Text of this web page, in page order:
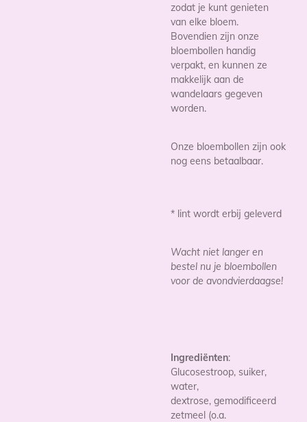
zodat je kunt genieten
van elke bloem.
Bovendien zijn onze
bloembollen handig
verpakt, en kunnen ze
makkelijk aan de
wandelaars gegeven
worden.
Onze bloembollen zijn ook
nog eens betaalbaar.
* lint wordt erbij geleverd
Wacht niet langer en
bestel nu je bloembollen
voor de avondvierdaagse!
Ingrediënten:
Glucosestroop, suiker,
water,
dextrose, gemodificeerd
zetmeel (o.a.